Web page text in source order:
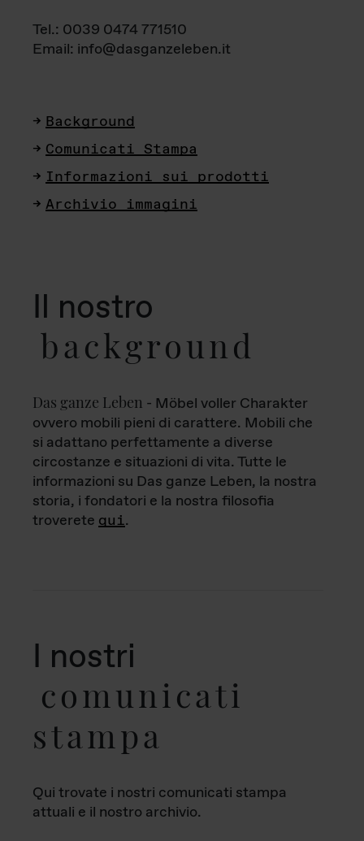
Tel.: 0039 0474 771510
Email: info@dasganzeleben.it
Background
Comunicati Stampa
Informazioni sui prodotti
Archivio immagini
Il nostro
background
Das ganze Leben - Möbel voller Charakter
ovvero mobili pieni di carattere. Mobili che
si adattano perfettamente a diverse
circostanze e situazioni di vita. Tutte le
informazioni su Das ganze Leben, la nostra
storia, i fondatori e la nostra filosofia
troverete qui.
I nostri
comunicati
stampa
Qui trovate i nostri comunicati stampa
attuali e il nostro archivio.